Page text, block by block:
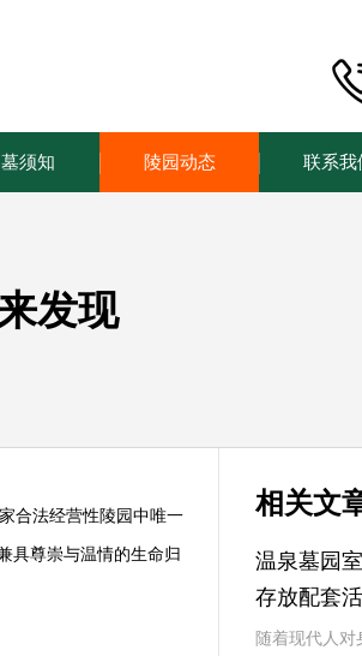
须知 陵园动态 联系我
发现
合法经营性陵园中唯一
具尊崇与温情的生命归
相关文
温泉墓园
存放配套
随着现代人